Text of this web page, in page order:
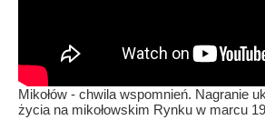
Mikołów - chwila wspomnień. Nagranie
życia na mikołowskim Rynku w marcu